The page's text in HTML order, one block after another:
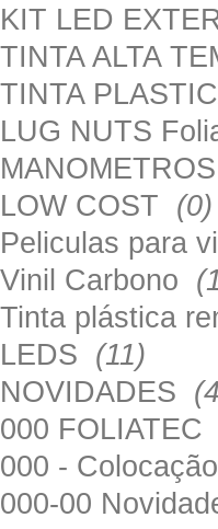
KIT LED
TINTA ALTA
TINTA
LUG NUTS
MANOMETROS
LOW COST (0)
Peliculas para
Vinil Carbono
Tinta plástica
LEDS (11)
NOVIDADES
000 FOLIATEC
000 -
000-00